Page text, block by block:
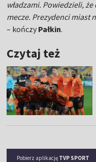
władzami. Powiedzieli,
mecze. Prezydenci miast
– kończy Pałkin.
Czytaj też
Pobierz aplikację TVP SPORT